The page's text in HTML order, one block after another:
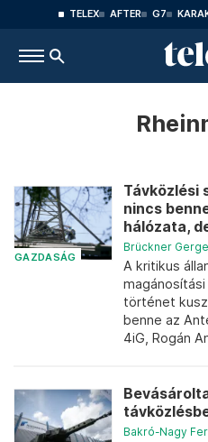
TELEX AFTER G7
GAZDASÁG
Távközlési
nincs
hálózata,
Brückner
A kritikus
történet
benne az
4iG, Rogán
Bakró-Nagy